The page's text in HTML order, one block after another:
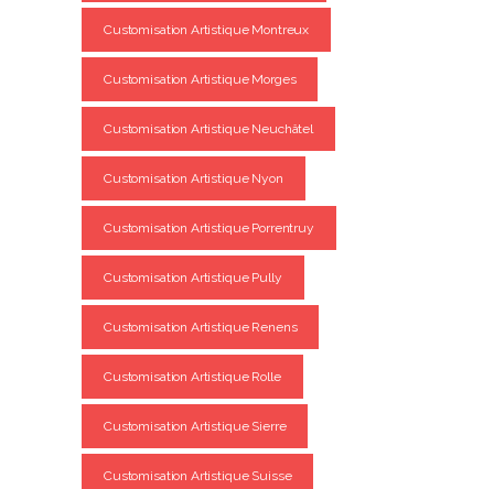
Customisation Artistique Montreux
Customisation Artistique Morges
Customisation Artistique Neuchâtel
Customisation Artistique Nyon
Customisation Artistique Porrentruy
Customisation Artistique Pully
Customisation Artistique Renens
Customisation Artistique Rolle
Customisation Artistique Sierre
Customisation Artistique Suisse